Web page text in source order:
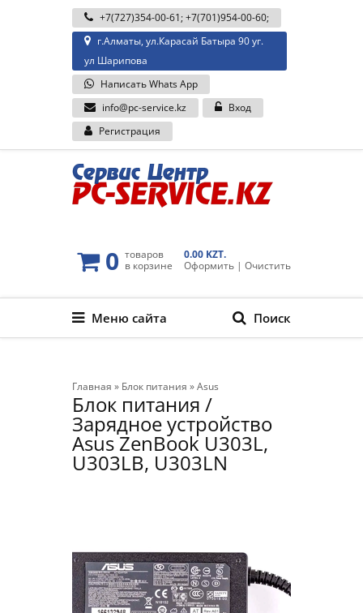
+7(727)354-00-61;+7(701)954-00-60;
г.Алматы, ул.Карасай Батыра 90 уг.
ул Шарипова
Написать Whats App
info@pc-service.kz
Вход
Регистрация
0 товаров
в корзине
0.00 KZT.
Оформить | Очистить
Меню сайта Поиск
Главная » Блок питания »Asus
Блок питания /
Зарядное устройство
Asus ZenBook U303L,
U303LB, U303LN